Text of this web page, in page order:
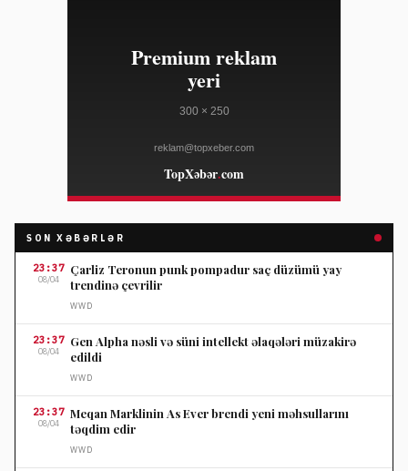
SON XƏBƏRLƏR
23:37
08/04
Çarliz Teronun punk pompadur saç düzümü yay
trendinə çevrilir
WWD
23:37
08/04
Gen Alpha nəsli və süni intellekt əlaqələri müzakirə
edildi
WWD
23:37
08/04
Meqan Marklinin As Ever brendi yeni məhsullarını
təqdim edir
WWD